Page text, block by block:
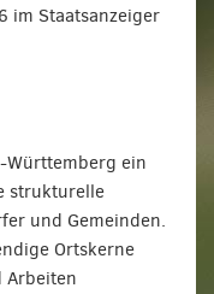
im Staatsanzeiger
Württemberg ein
strukturelle
und Gemeinden.
Ortskerne
Arbeiten